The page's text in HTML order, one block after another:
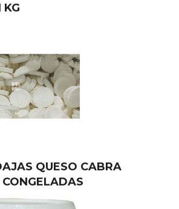
KG
QUESO CABRA
CONGELADAS